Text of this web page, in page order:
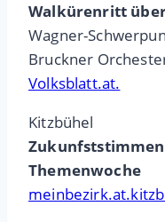
Walkürenritt
Wagner-
Bruckner
Volksblatt.at.
Kitzbühel
Themenwoche